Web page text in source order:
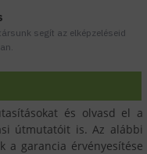
segít az elképzeléseid
és olvasd el a
útmutatóit is. Az alábbi
a garancia érvényesítése